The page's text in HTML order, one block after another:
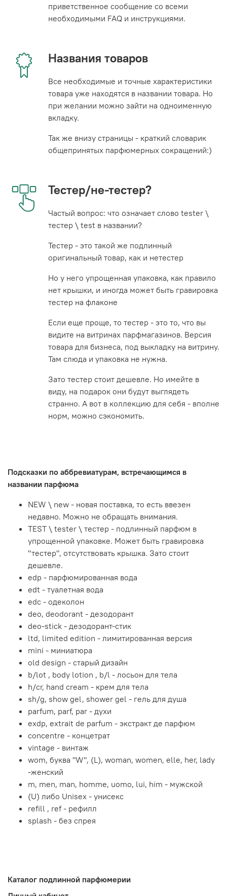
приветственное сообщение со всеми
необходимыми FAQ и инструкциями.
Названия товаров
Все необходимые и точные характеристики
товара уже находятся в названии товара. Но
при желании можно зайти на одноименную
вкладку.
Так же внизу страницы - краткий словарик
общепринятых парфюмерных сокращений:)
Тестер/не-тестер?
Частый вопрос: что означает слово tester \
тестер \ test в названии?
Тестер - это такой же подлинный
оригинальный товар, как и нетестер
Но у него упрощенная упаковка, как правило
нет крышки, и иногда может быть гравировка
тестер на флаконе
Если еще проще, то тестер - это то, что вы
видите на витринах парфмагазинов. Версия
товара для бизнеса, под выкладку на витрину.
Там слюда и упаковка не нужна.
Зато тестер стоит дешевле. Но имейте в
виду, на подарок они будут выглядеть
странно. А вот в коллекцию для себя - вполне
норм, можно сэкономить.
Подсказки по аббревиатурам, встречающимся в
названии парфюма
NEW \ new - новая поставка, то есть ввезен
недавно. Можно не обращать внимания.
TEST \ tester \ тестер - подлинный парфюм в
упрощенной упаковке. Может быть гравировка
"тестер", отсутствовать крышка. Зато стоит
дешевле.
edp - парфюмированная вода
edt - туалетная вода
edc - одеколон
deo, deodorant - дезодорант
deo-stick - дезодорант-стик
ltd, limited edition - лимитированная версия
mini - миниатюра
old design - старый дизайн
b/lot , body lotion , b/l - лосьон для тела
h/cr, hand cream - крем для тела
sh/g, show gel, shower gel - гель для душа
parfum, parf, par - духи
exdp, extrait de parfum - экстракт де парфюм
concentre - концетрат
vintage - винтаж
wom, буква "W", (L), woman, women, elle, her, lady
-женский
m, men, man, homme, uomo, lui, him - мужской
(U) либо Unisex - унисекс
refill , ref - рефилл
splash - без спрея
Каталог подлинной парфюмерии